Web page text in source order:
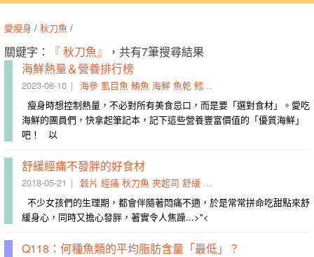
愛瘦身 / 秋刀魚 /
關鍵字： 『 秋刀魚』
，共有7筆搜尋結果
海鮮熱量＆營養排行榜
2023-08-10 海參 虱目魚 鮪魚 海鮮 魚乾 鱈魚
瘦身時想控制熱量，不必對所有美食忌口，而是要「選對食材」。愛吃
海鮮的團員們，快拿起筆記本，記下這些營養豐富價值的「優質海鮮」
吧！ 以
舒緩經痛不發胖的好食材
2018-05-21 穀片 經痛 秋刀魚 夾起司 舒緩 純度
不少女孩們的生理期，都會伴隨著悶痛不適，於是常常拼命吃甜點來舒
緩身心，同時又擔心發胖，著實令人焦躁...>"<
Q118：何種魚類的平均脂肪含量「最低」？